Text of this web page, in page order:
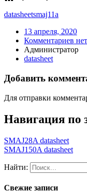
datasheetsmaj11a
13 апреля, 2020
Комментариев нет
Администратор
datasheet
Добавить
Для отправки
Навигация по
SMAJ28A datasheet
SMAJ150A datasheet
Найти:
Свежие записи